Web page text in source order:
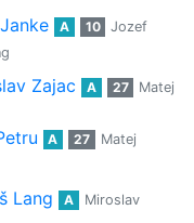
A 10
Jozef
Zajac A 27
Matej
A 27
Matej
Lang A
Miroslav